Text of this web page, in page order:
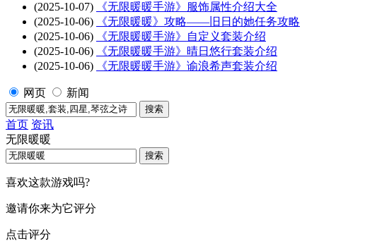
(2025-10-07)
《无限暖暖手游》服饰属性介绍大全
(2025-10-06)
《无限暖暖》攻略——旧日的她任务攻略
(2025-10-06)
《无限暖暖手游》自定义套装介绍
(2025-10-06)
《无限暖暖手游》晴日悠行套装介绍
(2025-10-06)
《无限暖暖手游》谕浪希声套装介绍
网页 新闻
首页 资讯
无限暖暖
喜欢这款游戏吗?
邀请你来为它评分
点击评分